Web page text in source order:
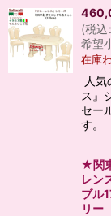
(税込:
希望
在庫
人
ス』
セー
す。
★関
レン
ブル
リー